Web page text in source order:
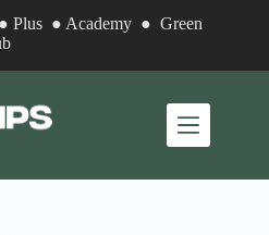
●Plus ● Academy ●Green